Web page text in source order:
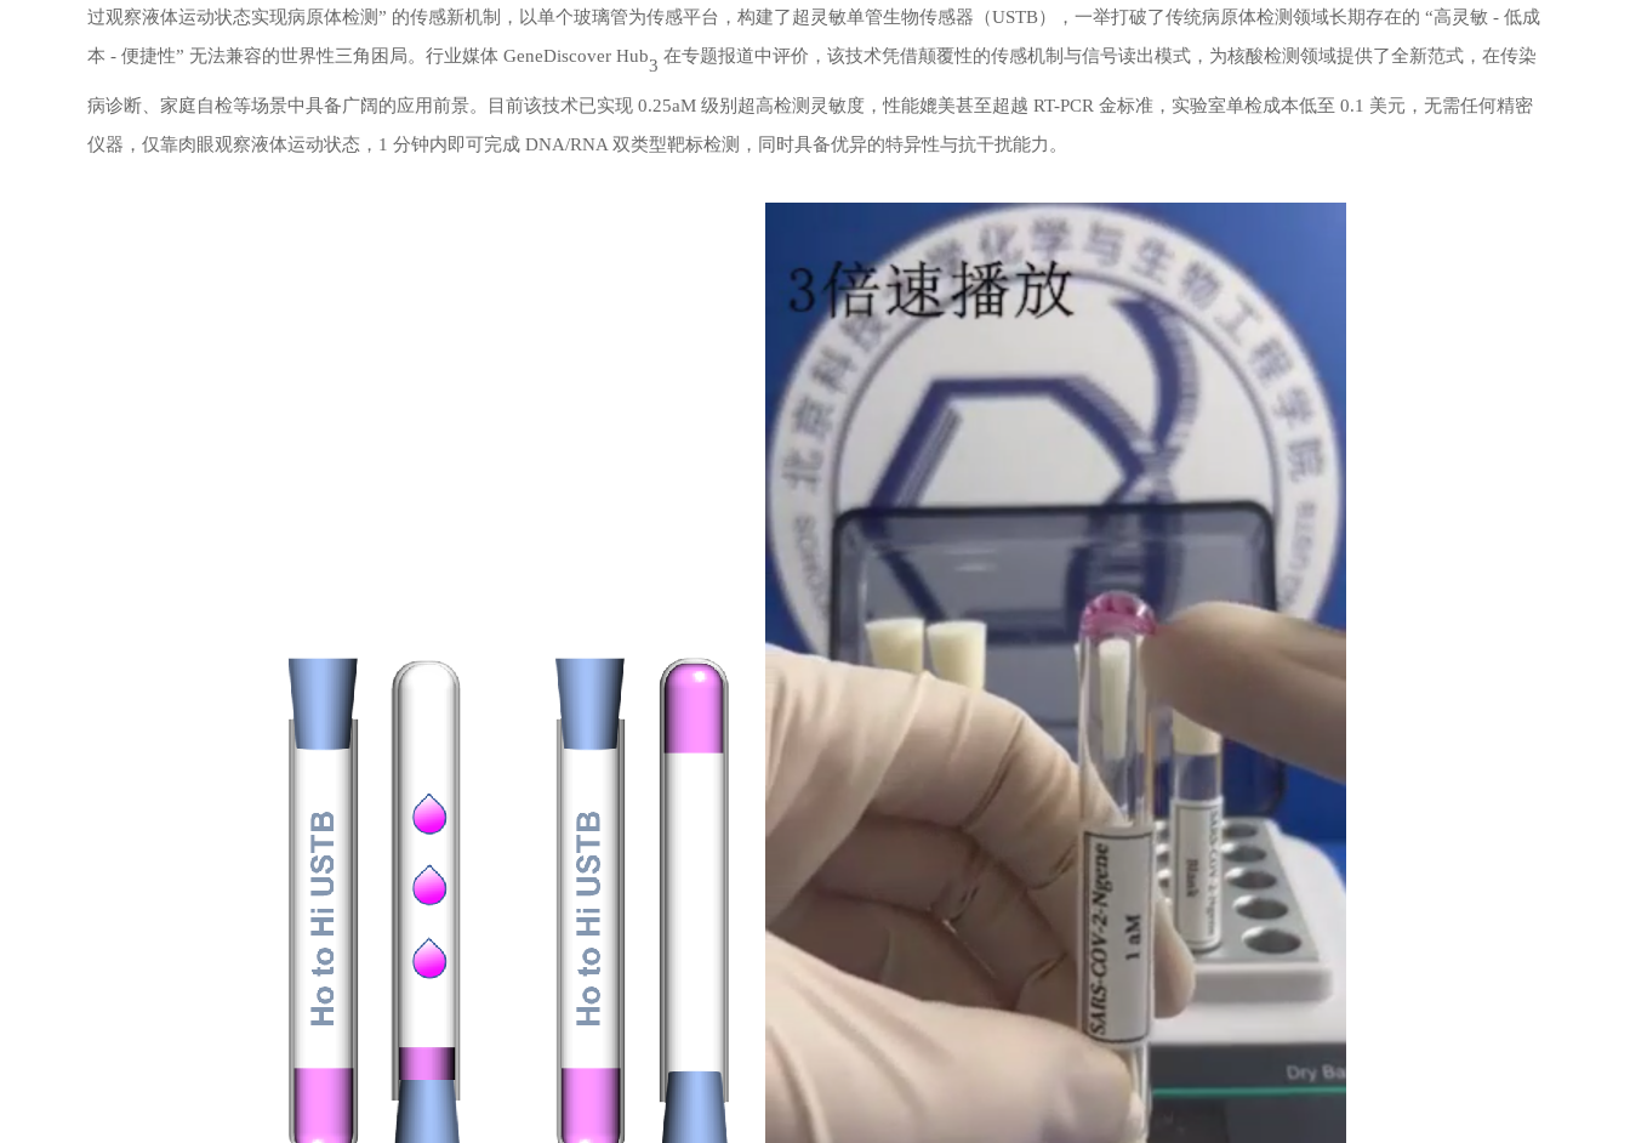
过观察液体运动状态实现病原体检测” 的传感新机制，以单个玻璃管为传感平台，构建了超灵敏单管生物传感器（USTB），一举打破了传统病原体检测领域长期存在的 “高灵敏 - 低成
本 - 便捷性” 无法兼容的世界性三角困局。行业媒体 GeneDiscover Hub
3
在专题报道中评价，该技术凭借颠覆性的传感机制与信号读出模式，为核酸检测领域提供了全新范式，在传染
病诊断、家庭自检等场景中具备广阔的应用前景。目前该技术已实现 0.25aM 级别超高检测灵敏度，性能媲美甚至超越 RT-PCR 金标准，实验室单检成本低至 0.1 美元，无需任何精密
仪器，仅靠肉眼观察液体运动状态，1 分钟内即可完成 DNA/RNA 双类型靶标检测，同时具备优异的特异性与抗干扰能力。